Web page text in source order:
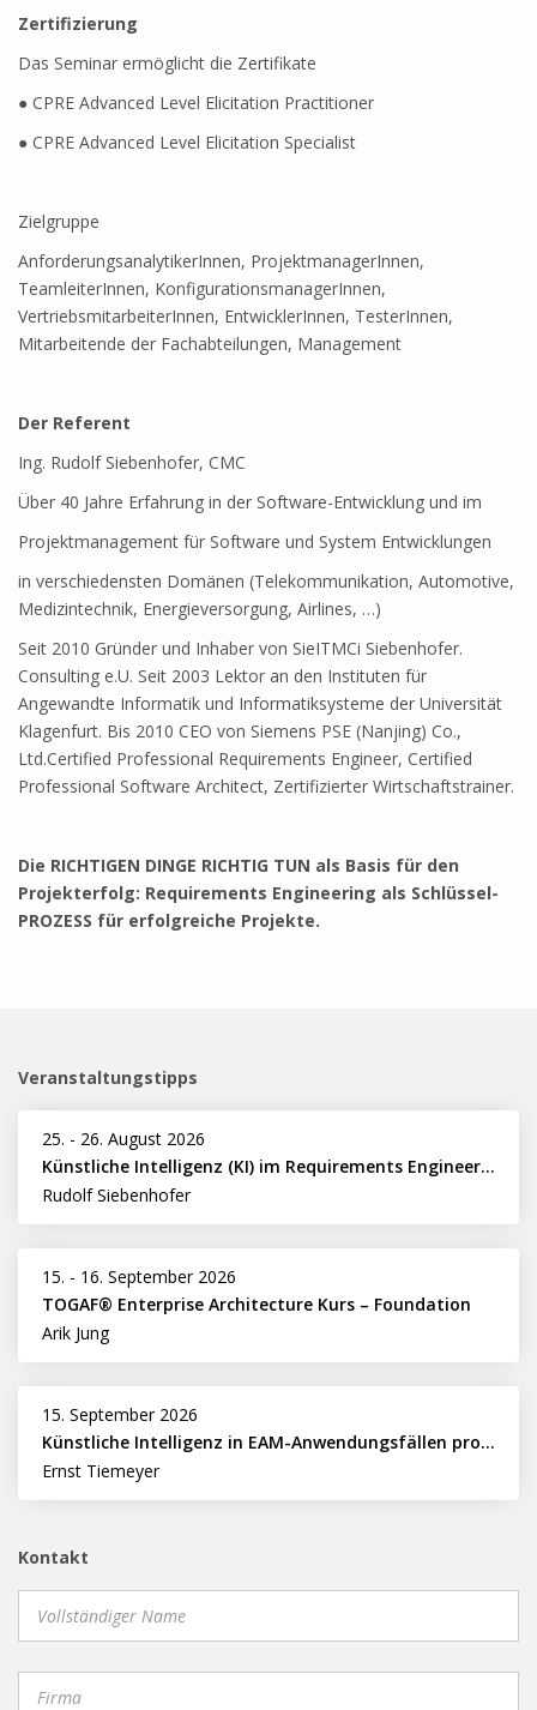
Zertifizierung
Das Seminar ermöglicht die Zertifikate
● CPRE Advanced Level Elicitation Practitioner
● CPRE Advanced Level Elicitation Specialist
Zielgruppe
AnforderungsanalytikerInnen, ProjektmanagerInnen,
TeamleiterInnen, KonfigurationsmanagerInnen,
VertriebsmitarbeiterInnen, EntwicklerInnen, TesterInnen,
Mitarbeitende der Fachabteilungen, Management
Der Referent
Ing. Rudolf Siebenhofer, CMC
Über 40 Jahre Erfahrung in der Software-Entwicklung und im
Projektmanagement für Software und System Entwicklungen
in verschiedensten Domänen (Telekommunikation, Automotive,
Medizintechnik, Energieversorgung, Airlines, …)
Seit 2010 Gründer und Inhaber von SieITMCi Siebenhofer.
Consulting e.U. Seit 2003 Lektor an den Instituten für
Angewandte Informatik und Informatiksysteme der Universität
Klagenfurt. Bis 2010 CEO von Siemens PSE (Nanjing) Co.,
Ltd.Certified Professional Requirements Engineer, Certified
Professional Software Architect, Zertifizierter Wirtschaftstrainer.
Die RICHTIGEN DINGE RICHTIG TUN als Basis für den
Projekterfolg: Requirements Engineering als Schlüssel-
PROZESS für erfolgreiche Projekte.
Veranstaltungstipps
25. - 26. August 2026
Künstliche Intelligenz (KI) im Requirements Engineering erfolgreich einsetzen
Rudolf Siebenhofer
15. - 16. September 2026
TOGAF® Enterprise Architecture Kurs – Foundation
Arik Jung
15. September 2026
Künstliche Intelligenz in EAM-Anwendungsfällen professionell nutzen
Ernst Tiemeyer
Kontakt